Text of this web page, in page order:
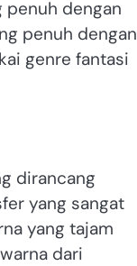
penuh dengan
penuh dengan
genre fantasi
dirancang
yang sangat
yang tajam
dari